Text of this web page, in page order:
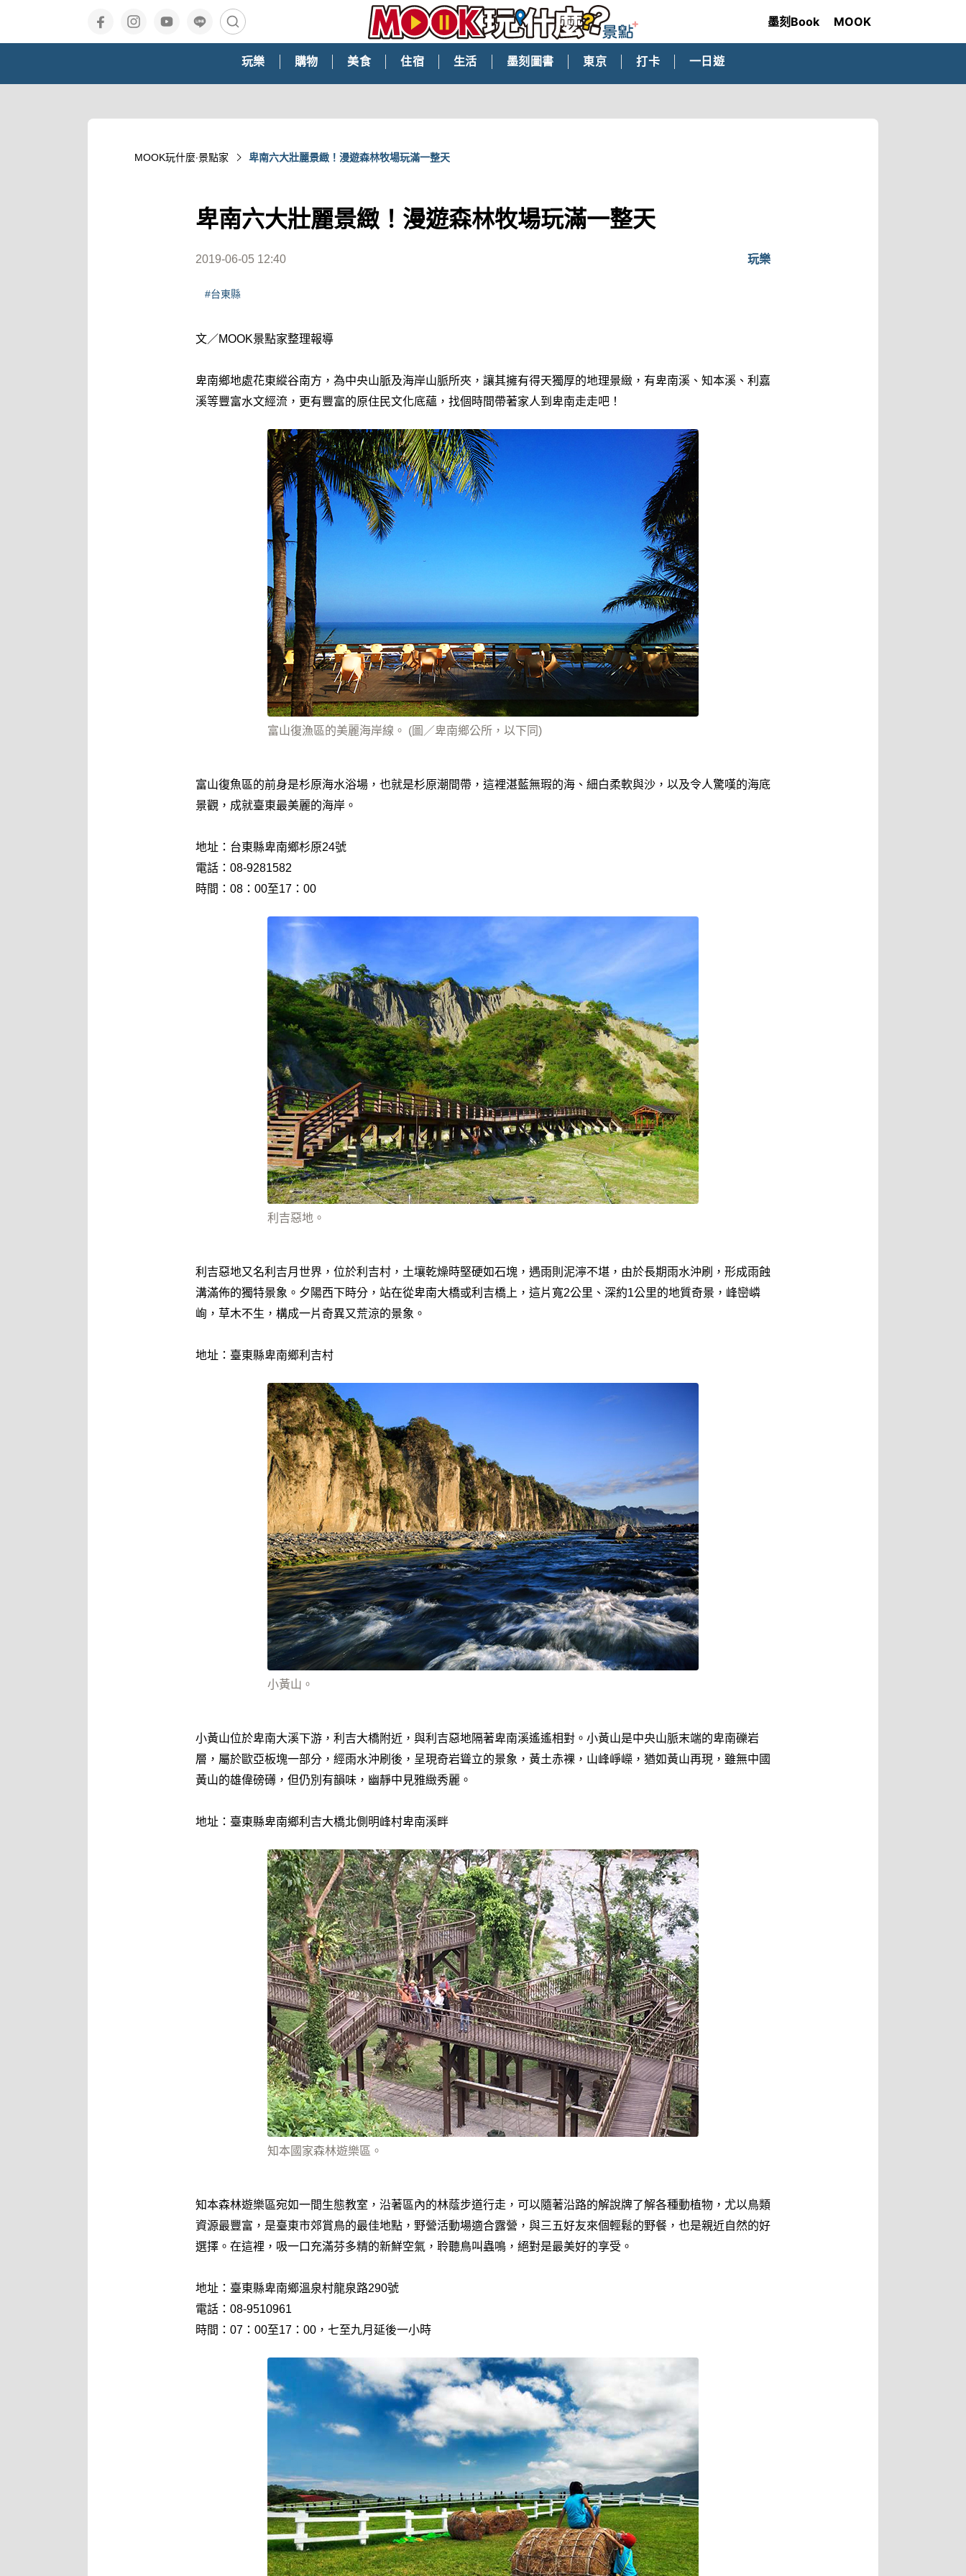
墨刻Book MOOK
玩樂 購物 美食 住宿 生活 墨刻圖書 東京 打卡 一日遊
MOOK玩什麼‧景點家 卑南六大壯麗景緻！漫遊森林牧場玩滿一整天
卑南六大壯麗景緻！漫遊森林牧場玩滿一整天
2019-06-05 12:40 玩樂
#台東縣‎
文／MOOK景點家整理報導
卑南鄉地處花東縱谷南方，為中央山脈及海岸山脈所夾，讓其擁有得天獨厚的地理景緻，有卑南溪、知本溪、利嘉
溪等豐富水文經流，更有豐富的原住民文化底蘊，找個時間帶著家人到卑南走走吧！
富山復漁區的美麗海岸線。 (圖／卑南鄉公所，以下同)
富山復魚區的前身是杉原海水浴場，也就是杉原潮間帶，這裡湛藍無瑕的海、細白柔軟與沙，以及令人驚嘆的海底
景觀，成就臺東最美麗的海岸。
地址：台東縣卑南鄉杉原24號
電話：08-9281582
時間：08：00至17：00
利吉惡地。
利吉惡地又名利吉月世界，位於利吉村，土壤乾燥時堅硬如石塊，遇雨則泥濘不堪，由於長期雨水沖刷，形成雨蝕
溝滿佈的獨特景象。夕陽西下時分，站在從卑南大橋或利吉橋上，這片寬2公里、深約1公里的地質奇景，峰巒嶙
峋，草木不生，構成一片奇異又荒涼的景象。
地址：臺東縣卑南鄉利吉村
小黃山。
小黃山位於卑南大溪下游，利吉大橋附近，與利吉惡地隔著卑南溪遙遙相對。小黃山是中央山脈末端的卑南礫岩
層，屬於歐亞板塊一部分，經雨水沖刷後，呈現奇岩聳立的景象，黃土赤裸，山峰崢嶸，猶如黃山再現，雖無中國
黃山的雄偉磅礡，但仍別有韻味，幽靜中見雅緻秀麗。
地址：臺東縣卑南鄉利吉大橋北側明峰村卑南溪畔
知本國家森林遊樂區。
知本森林遊樂區宛如一間生態教室，沿著區內的林蔭步道行走，可以隨著沿路的解說牌了解各種動植物，尤以鳥類
資源最豐富，是臺東市郊賞鳥的最佳地點，野營活動場適合露營，與三五好友來個輕鬆的野餐，也是親近自然的好
選擇。在這裡，吸一口充滿芬多精的新鮮空氣，聆聽鳥叫蟲鳴，絕對是最美好的享受。
地址：臺東縣卑南鄉溫泉村龍泉路290號
電話：08-9510961
時間：07：00至17：00，七至九月延後一小時